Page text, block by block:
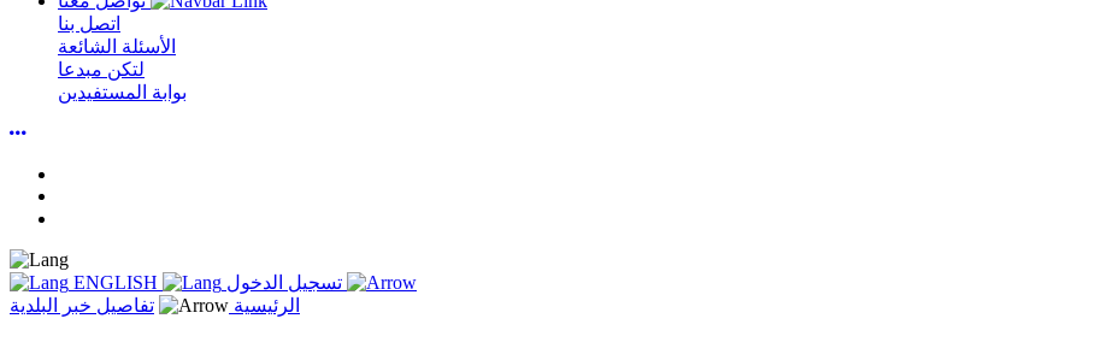
اتصل بنا
الأسئلة الشائعة
لتكن مبدعا
بوابة المستفيدين
ENGLISH
تسجيل الدخول
الرئيسية
تفاصيل خبر البلدية